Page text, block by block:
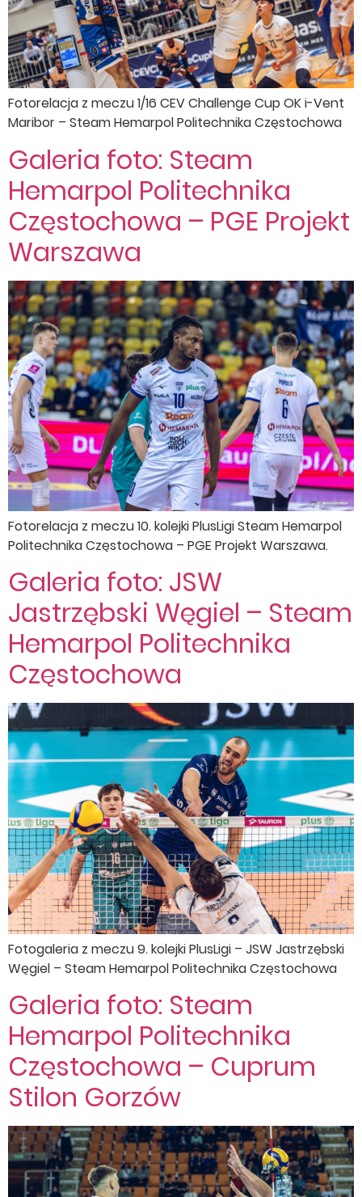
Fotorelacja z meczu 1/16 CEV Challenge Cup OK i-Vent
Maribor – Steam Hemarpol Politechnika Częstochowa
Galeria foto: Steam
Hemarpol Politechnika
Częstochowa – PGE Projekt
Warszawa
Fotorelacja z meczu 10. kolejki PlusLigi Steam Hemarpol
Politechnika Częstochowa – PGE Projekt Warszawa.
Galeria foto: JSW
Jastrzębski Węgiel – Steam
Hemarpol Politechnika
Częstochowa
Fotogaleria z meczu 9. kolejki PlusLigi – JSW Jastrzębski
Węgiel – Steam Hemarpol Politechnika Częstochowa
Galeria foto: Steam
Hemarpol Politechnika
Częstochowa – Cuprum
Stilon Gorzów